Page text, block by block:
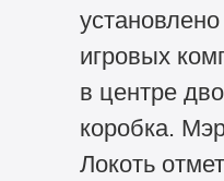
игровых
в центре
коробка.
Локоть